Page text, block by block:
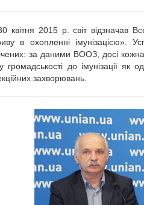
квітня 2015 р. світ відзначав
в охопленні імунізацією».
за даними ВООЗ, досі
громадськості до імунізації
захворювань.